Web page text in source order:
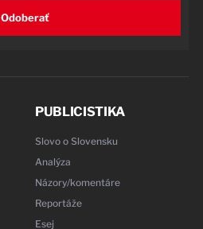
Odoberať
PUBLICISTIKA
Slovo o Slovensku
Analýza
Názory/komentáre
Reportáže
Esej